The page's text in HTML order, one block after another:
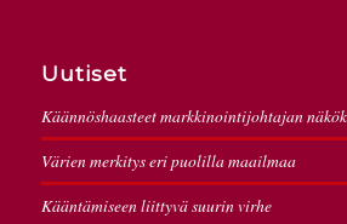
Uutiset
Käännöshaasteet markkinointijohtajan
Värien merkitys eri puolilla maailmaa
Kääntämiseen liittyvä suurin virhe